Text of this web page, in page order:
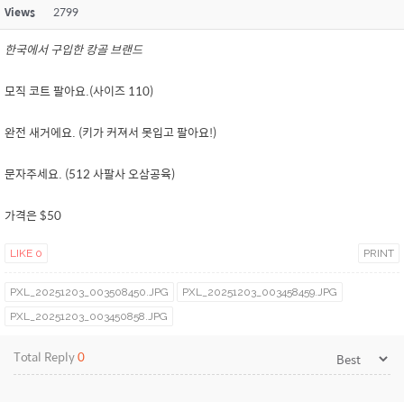
Views 2799
한국에서 구입한 캉골 브랜드
모직 코트 팔아요.(사이즈 110)
완전 새거에요. (키가 커져서 못입고 팔아요!)
문자주세요. (512 사팔사 오삼공육)
가격은 $50
LIKE 0 PRINT
PXL_20251203_003508450.JPG
PXL_20251203_003458459.JPG
PXL_20251203_003450858.JPG
Total Reply0